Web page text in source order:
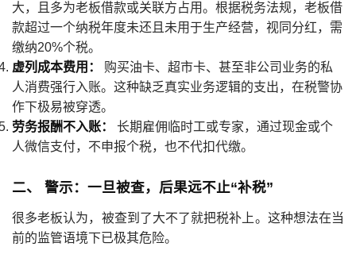
大，且多为老板借款或关联方占用。根据税务法规，老板借
款超过一个纳税年度未还且未用于生产经营，视同分红，需
缴纳20%个税。
虚列成本费用：
购买油卡、超市卡、甚至非公司业务的私
人消费强行入账。这种缺乏真实业务逻辑的支出，在税警协
作下极易被穿透。
劳务报酬不入账：
长期雇佣临时工或专家，通过现金或个
人微信支付，不申报个税，也不代扣代缴。
二、 警示：一旦被查，后果远不止“补税”
很多老板认为，被查到了大不了就把税补上。这种想法在当
前的监管语境下已极其危险。